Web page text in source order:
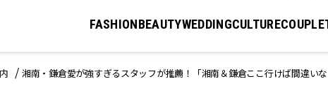
FASHIONBEAUTYWEDDINGCULTURECOUPLE
湘南・鎌倉愛が強すぎるスタッフが推薦！「湘南＆鎌倉ここ行けば間違い